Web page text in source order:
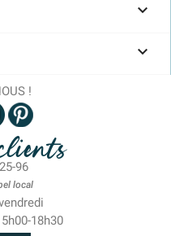


!
96
local
18h30